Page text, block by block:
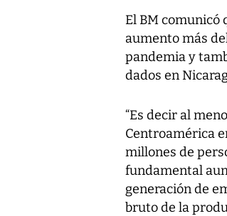
El BM comunicó
aumento más
pandemia y
dados en
“Es decir al
Centroamérica
millones de
fundamental
generación de
bruto de la